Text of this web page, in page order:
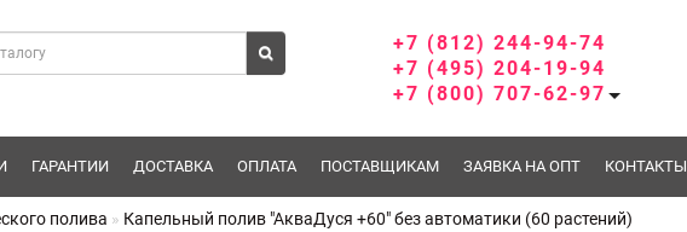
+7 (812) 244-94-74
+7 (495) 204-19-94
+7 (800) 707-62-97
ГАРАНТИИ ДОСТАВКА ОПЛАТА ПОСТАВЩИКАМ ЗАЯВКА НА ОПТ КОНТАКТЫ
полива Капельный полив "АкваДуся +60" без автоматики (60 растений)